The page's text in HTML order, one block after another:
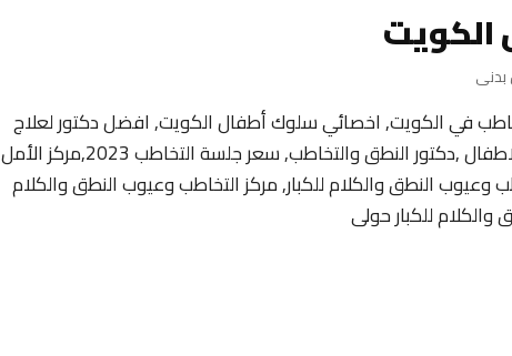
بدنى
في الكويت, اخصائي سلوك أطفال الكويت, افضل دكتور لعلاج
تأخر النطق عند الأطفال ,عيادة التخاطب للاطفال ,دكتور النطق والتخاطب, سعر جلسة التخاطب 2023,مركز الأمل
وعيوب النطق والكلام للكبار, مركز التخاطب وعيوب النطق والكلام
والكلام للكبار حولى